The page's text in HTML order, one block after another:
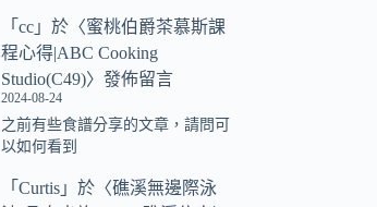
「cc 」於〈蜜桃伯爵茶慕斯課
程心得|ABC Cooking
Studio(C49)〉發佈留言
2024-08-24
之前有些食譜分享的文章，請問可
以如何看到
「Curtis 」於〈礁溪無邊際泳